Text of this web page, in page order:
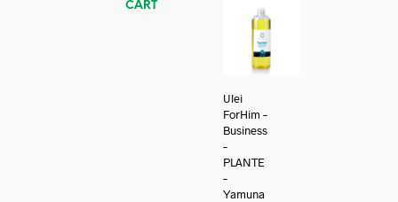
CART
Ulei
ForHim –
Business
–
PLANTE
–
Yamuna